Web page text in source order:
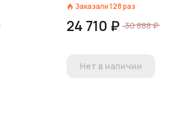
Заказали128раз
24 710 ₽ 30 888 ₽
Нет в наличии